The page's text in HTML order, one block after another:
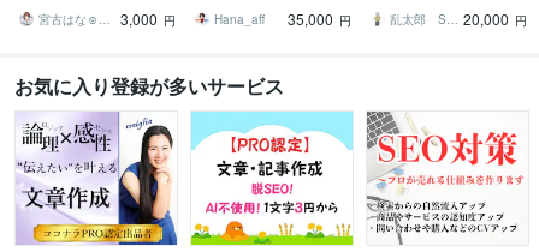
作成
宮古はな☺︎ブロガーでライター
3,000 円
定・画像全込み
Hana_aff
35,000 円
自由！
乱太郎 SEOライター 20,000 円
お気に入り登録が多いサービス